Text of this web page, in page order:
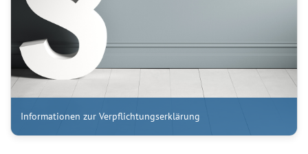
Informationen zur Verpflichtungserklärung